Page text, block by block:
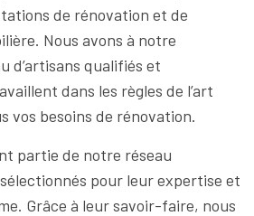
de rénovation et de
Nous avons à notre
d’artisans qualifiés et
dans les règles de l’art
vos besoins de rénovation.
partie de notre réseau
pour leur expertise et
Grâce à leur savoir-faire, nous